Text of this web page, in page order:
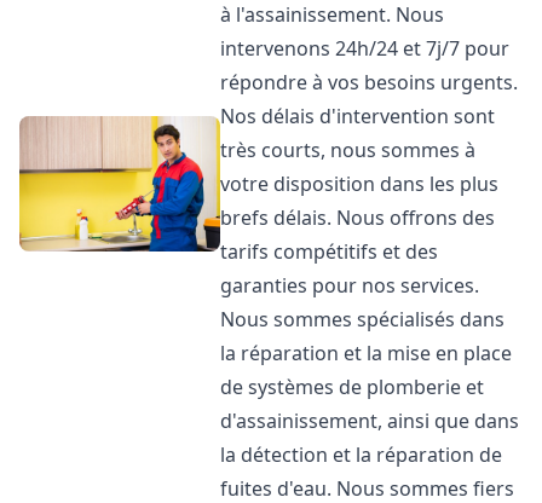
à l'assainissement. Nous
intervenons 24h/24 et 7j/7 pour
répondre à vos besoins urgents.
Nos délais d'intervention sont
très courts, nous sommes à
votre disposition dans les plus
brefs délais. Nous offrons des
tarifs compétitifs et des
garanties pour nos services.
Nous sommes spécialisés dans
la réparation et la mise en place
de systèmes de plomberie et
d'assainissement, ainsi que dans
la détection et la réparation de
fuites d'eau. Nous sommes fiers